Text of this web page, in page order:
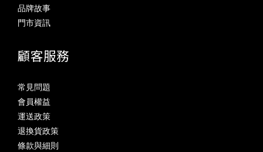
品牌故事
門市資訊
顧客服務
常見問題
會員權益
運送政策
退換貨政策
條款與細則